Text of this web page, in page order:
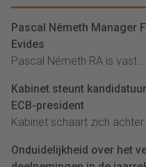
Pascal Németh Manager
Evides
Pascal Németh RA is vast...
Kabinet steunt
ECB-president
Kabinet schaart zich achter
Onduidelijkheid over het